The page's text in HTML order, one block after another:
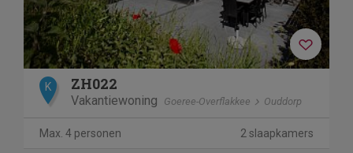
K ZH022
Vakantiewoning Goeree-Overflakkee Ouddorp
Max. 4 personen 2 slaapkamers